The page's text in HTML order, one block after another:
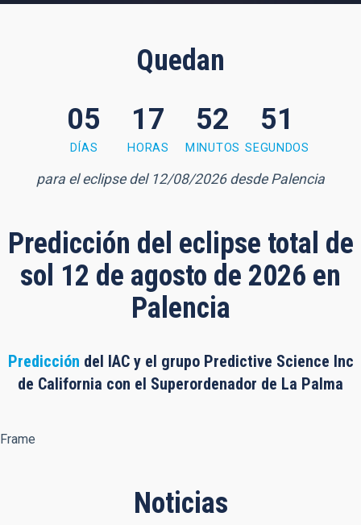
Quedan
50 seconds
05
DÍAS
17
HORAS
52
MINUTOS
50
SEGUNDOS
para el eclipse del 12/08/2026 desde Palencia
Predicción del eclipse total de
sol 12 de agosto de 2026 en
Palencia
Predicción del IAC y el grupo Predictive Science Inc
de California con el Superordenador de La Palma
Frame
Noticias